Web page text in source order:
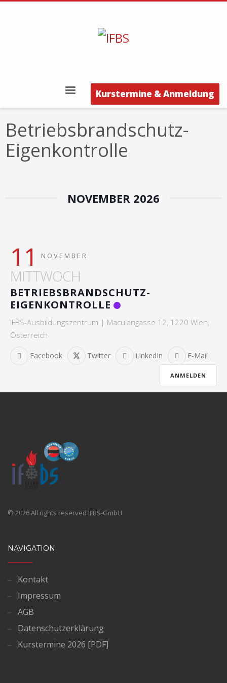
Kurstermine & Anmeldung
Betriebsbrandschutz-
Eigenkontrolle
NOVEMBER 2026
11 NOVEMBER
MITTWOCH
BETRIEBSBRANDSCHUTZ-
EIGENKONTROLLE
IFBS-Ausbildungszentrum | Maculangasse 12, 1220 Wien,
Österreich
Facebook Twitter LinkedIn E-Mail
ANMELDEN
© 2026All rights reserved IFBS-GmbH
NAVIGATION
Kontakt
Impressum
AGB
Datenschutzerklärung
Kurstermine 2026 [PDF]